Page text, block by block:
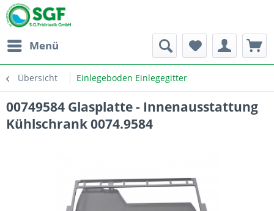
Menü
Übersicht Einlegeboden Einlegegitter
00749584 Glasplatte - Innenausstattung
Kühlschrank 0074.9584